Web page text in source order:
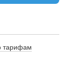
тарифам